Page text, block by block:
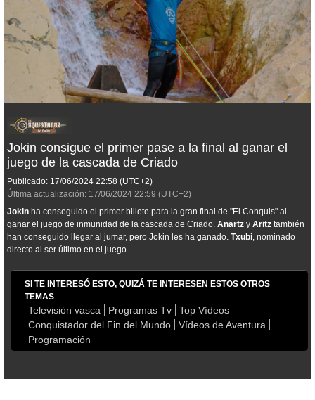
Jokin consigue el primer pase a la final al ganar el
juego de la cascada de Criado
Publicado: 17/06/2024 22:58 (UTC+2)
Última actualización: 17/06/2024 22:59 (UTC+2)
Jokin ha conseguido el primer billete para la gran final de "El Conquis" al
ganar el juego de inmunidad de la cascada de Criado. Anartz y Aritz también
han conseguido llegar al jumar, pero Jokin les ha ganado. Txubi, nominado
directo al ser último en el juego.
SI TE INTERESÓ ESTO, QUIZÁ TE INTERESEN ESTOS OTROS
TEMAS
Televisión vasca Programas Tv
Top Vídeos
Conquistador del Fin del Mundo
Vídeos de Aventura
Programación